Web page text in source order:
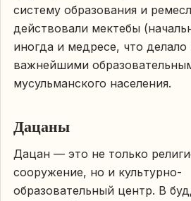
систему образования и
действовали мектебы
иногда и медресе, что делало
важнейшими
мусульманского населения.
Дацаны
Дацан — это не только
сооружение, но и культурно-
образовательный центр. В